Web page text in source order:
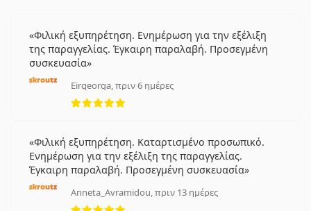
Φιλική εξυπηρέτηση. Ενημέρωση για την εξέλιξη
της παραγγελίας. Έγκαιρη παραλαβή. Προσεγμένη
συσκευασία
Eirgeorga, πριν 6 ημέρες
5 αξιολογήσεις από 5
Φιλική εξυπηρέτηση. Καταρτισμένο προσωπικό.
Ενημέρωση για την εξέλιξη της παραγγελίας.
Έγκαιρη παραλαβή. Προσεγμένη συσκευασία
Anneta_Avramidou, πριν 13 ημέρες
5 αξιολογήσεις από 5